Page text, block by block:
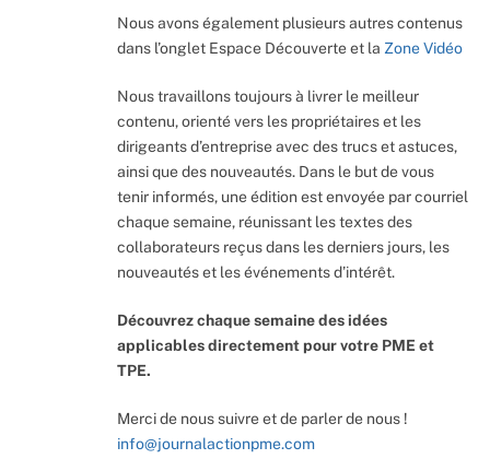
Nous avons également plusieurs autres contenus
dans l’onglet Espace Découverte et la Zone Vidéo
Nous travaillons toujours à livrer le meilleur
contenu, orienté vers les propriétaires et les
dirigeants d’entreprise avec des trucs et astuces,
ainsi que des nouveautés. Dans le but de vous
tenir informés, une édition est envoyée par courriel
chaque semaine, réunissant les textes des
collaborateurs reçus dans les derniers jours, les
nouveautés et les événements d’intérêt.
Découvrez chaque semaine des idées
applicables directement pour votre PME et
TPE.
Merci de nous suivre et de parler de nous !
info@journalactionpme.com